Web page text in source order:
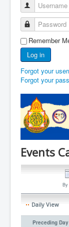
Username
Password
Remember
Log in
Forgot your
Forgot your
Events
By
Daily View
Preceding Day